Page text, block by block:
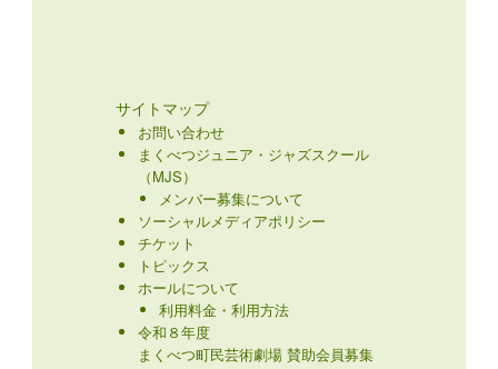
サイトマップ
お問い合わせ
まくべつジュニア・ジャズスクール
（MJS）
メンバー募集について
ソーシャルメディアポリシー
チケット
トピックス
ホールについて
利用料金・利用方法
令和８年度
まくべつ町民芸術劇場 賛助会員募集